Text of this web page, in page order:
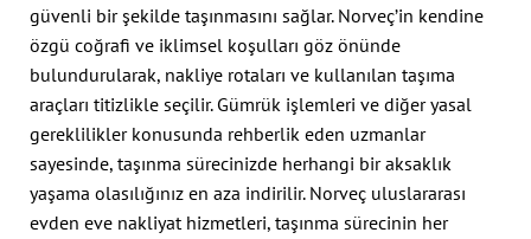
güvenli bir şekilde taşınmasını sağlar. Norveç’in kendine
özgü coğrafi ve iklimsel koşulları göz önünde
bulundurularak, nakliye rotaları ve kullanılan taşıma
araçları titizlikle seçilir. Gümrük işlemleri ve diğer yasal
gereklilikler konusunda rehberlik eden uzmanlar
sayesinde, taşınma sürecinizde herhangi bir aksaklık
yaşama olasılığınız en aza indirilir. Norveç uluslararası
evden eve nakliyat hizmetleri, taşınma sürecinin her